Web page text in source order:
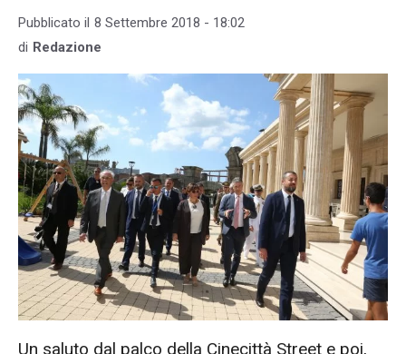
Pubblicato il 8 Settembre 2018 - 18:02
di Redazione
Un saluto dal palco della Cinecittà Street e poi,